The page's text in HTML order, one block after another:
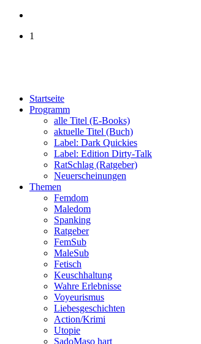
1
Startseite
Programm
alle Titel (E-Books)
aktuelle Titel (Buch)
Label: Dark Quickies
Label: Edition Dirty-Talk
RatSchlag (Ratgeber)
Neuerscheinungen
Themen
Femdom
Maledom
Spanking
Ratgeber
FemSub
MaleSub
Fetisch
Keuschhaltung
Wahre Erlebnisse
Voyeurismus
Liebesgeschichten
Action/Krimi
Utopie
SadoMaso hart